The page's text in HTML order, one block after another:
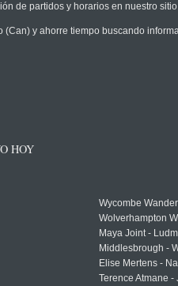
de partidos y horarios en nuestro
y ahorre tiempo buscando
HOY
Wycombe
Wolverhampton
Maya Joint -
Middlesbrough -
Elise Mertens -
Terence Atmane -